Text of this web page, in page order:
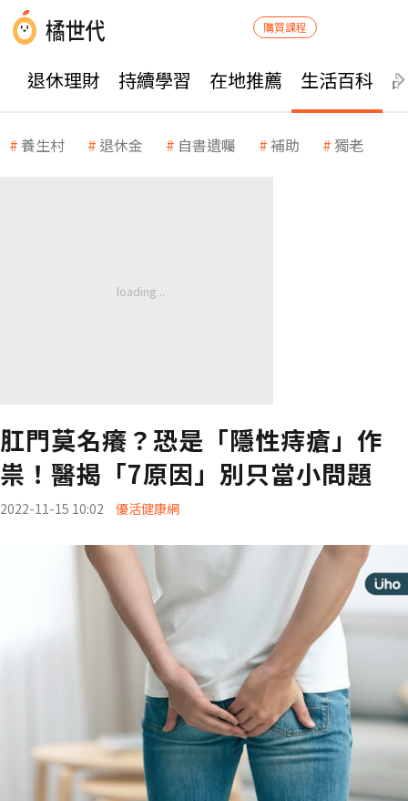
購買課程
退休理財 持續學習 在地推薦 生活百科
養生村 退休金 自書遺囑 補助 獨老
肛門莫名癢？恐是「隱性痔瘡」作
祟！醫揭「7原因」別只當小問題
2022-11-15 10:02 優活健康網